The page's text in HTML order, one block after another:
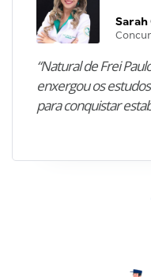
Sarah
“Natural de Frei
enxergou os
para conquistar